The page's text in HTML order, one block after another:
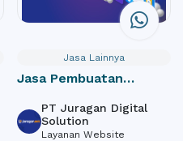
Jasa Lainnya
Jasa Pembuatan
Company Profile
PT Juragan Digital
Solution
Layanan Website